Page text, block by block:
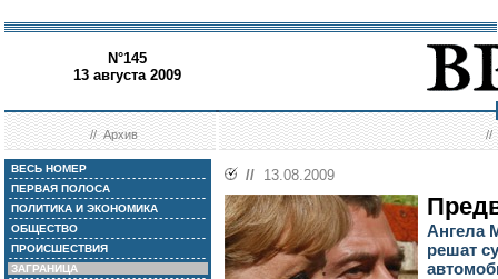
N°145
13 августа 2009
//Архив //
ВЕСЬ НОМЕР
ПЕРВАЯ ПОЛОСА
ПОЛИТИКА И ЭКОНОМИКА
ОБЩЕСТВО
ПРОИСШЕСТВИЯ
ЗАГРАНИЦА
// 13.08.2009
Ангела
решат